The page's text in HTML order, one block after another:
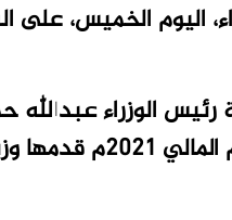
اليوم الخميس، على
رئيس الوزراء
أسس وقواعد إعداد